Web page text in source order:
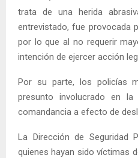
trata de una herida
entrevistado, fue provocada
por lo que al no requerir
intención de ejercer acción
Por su parte, los policías
presunto involucrado en
comandancia a efecto de
La Dirección de Seguridad
quienes hayan sido víctimas